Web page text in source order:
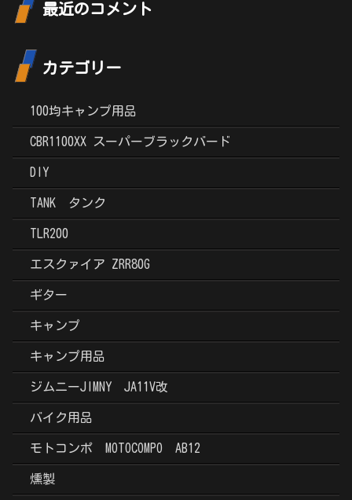
最近のコメント
カテゴリー
100均キャンプ用品
CBR1100XX スーパーブラックバード
DIY
TANK タンク
TLR200
エスクァイア ZRR80G
ギター
キャンプ
キャンプ用品
ジムニーJIMNY JA11V改
バイク用品
モトコンポ MOTOCOMPO AB12
燻製